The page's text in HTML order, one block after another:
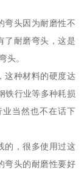
弯头因为耐磨性不
了耐磨弯头，这是
头。
这种材料的硬度达
铁行业等多种耗损
当然也不在话下
的，很多使用过这
弯头的耐磨性要好